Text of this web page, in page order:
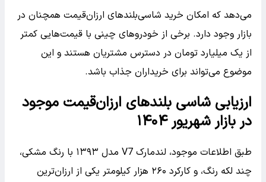
می‌دهد که امکان خرید شاسی‌بلندهای ارزان‌قیمت همچنان در
بازار وجود دارد. برخی از خودروهای چینی با قیمت‌هایی کمتر
از یک میلیارد تومان در دسترس مشتریان هستند و این
موضوع می‌تواند برای خریداران جذاب باشد.
ارزیابی شاسی بلندهای ارزان‌قیمت موجود
در بازار شهریور ۱۴۰۴
طبق اطلاعات موجود، لندمارک V7 مدل ۱۳۹۳ با رنگ مشکی،
چند لکه رنگ، و کارکرد ۲۶۰ هزار کیلومتر یکی از ارزان‌ترین